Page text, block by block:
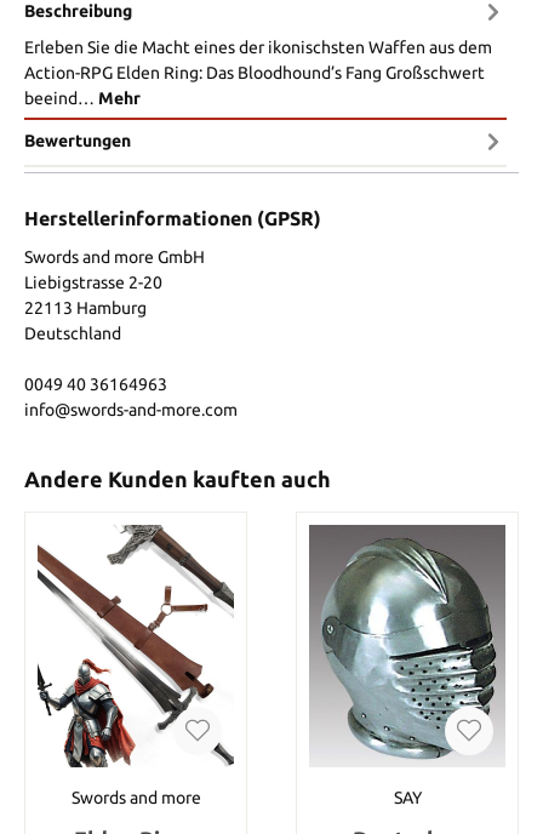
Beschreibung
Erleben Sie die Macht eines der ikonischsten Waffen aus dem
Action-RPG Elden Ring: Das Bloodhound’s Fang Großschwert
beeind… Mehr
Bewertungen
Herstellerinformationen (GPSR)
Swords and more GmbH
Liebigstrasse 2-20
22113 Hamburg
Deutschland
0049 40 36164963
info@swords-and-more.com
Andere Kunden kauften auch
Swords and more SAY